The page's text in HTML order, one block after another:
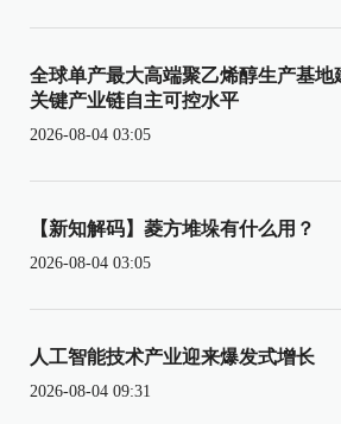
全球单产最大高端聚乙烯醇生产基地
关键产业链自主可控水平
2026-08-04 03:05
【新知解码】菱方堆垛有什么用？
2026-08-04 03:05
人工智能技术产业迎来爆发式增长
2026-08-04 09:31